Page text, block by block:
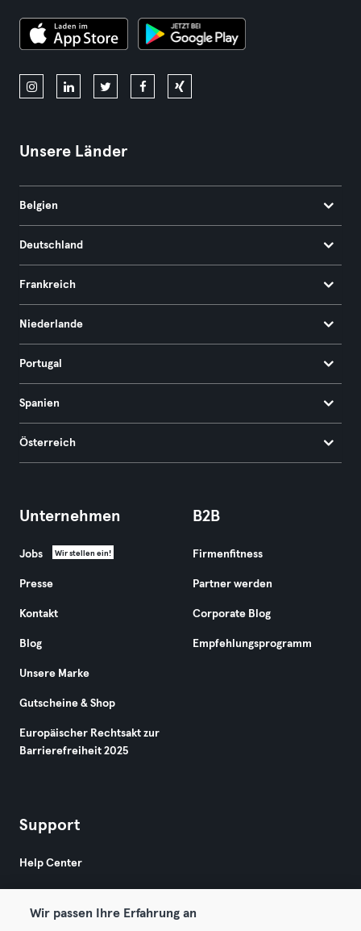
Unsere Länder
Belgien
Deutschland
Frankreich
Niederlande
Portugal
Spanien
Österreich
Unternehmen
Jobs Wir stellen ein!
Presse
Kontakt
Blog
Unsere Marke
Gutscheine & Shop
Europäischer Rechtsakt zur
Barrierefreiheit 2025
B2B
Firmenfitness
Partner werden
Corporate Blog
Empfehlungsprogramm
Support
Help Center
Wir passen Ihre Erfahrung an